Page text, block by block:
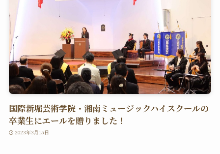
国際新堀芸術学院・湘南ミュージックハイスクールの
卒業生にエールを贈りました！
2023年3月15日